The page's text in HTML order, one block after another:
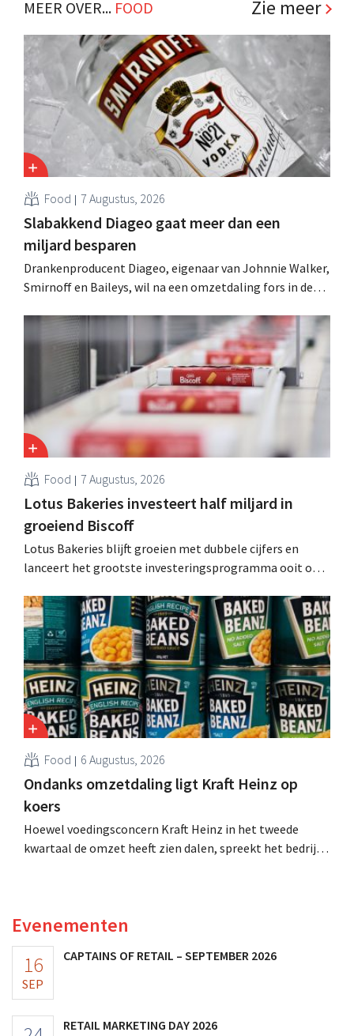
MEER OVER... FOOD Zie meer
Food 7 Augustus, 2026
Slabakkend Diageo gaat meer dan een
miljard besparen
Drankenproducent Diageo, eigenaar van Johnnie Walker,
Smirnoff en Baileys, wil na een omzetdaling fors in de
andere Guiness en voorgemixte cocktails.
Food 7 Augustus, 2026
Lotus Bakeries investeert half miljard in
groeiend Biscoff
Lotus Bakeries blijft groeien met dubbele cijfers en
lanceert het grootste investeringsprogramma ooit om
moeten dit momentum grijpen”.
Food 6 Augustus, 2026
Ondanks omzetdaling ligt Kraft Heinz op
koers
Hoewel voedingsconcern Kraft Heinz in het tweede
kwartaal de omzet heeft zien dalen, spreekt het bedrijf
Evenementen
16
SEP
CAPTAINS OF RETAIL – SEPTEMBER 2026
RETAIL MARKETING DAY 2026